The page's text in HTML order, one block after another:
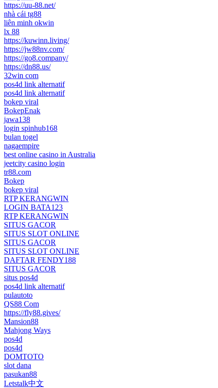
https://uu-88.net/
nhà cái tg88
liên minh okwin
lx 88
https://kuwinn.living/
https://jw88nv.com/
https://go8.company/
https://dn88.us/
32win com
pos4d link alternatif
pos4d link alternatif
bokep viral
BokepEnak
jawa138
login spinhub168
bulan togel
nagaempire
best online casino in Australia
jeetcity casino login
tr88.com
Bokep
bokep viral
RTP KERANGWIN
LOGIN BATA123
RTP KERANGWIN
SITUS GACOR
SITUS SLOT ONLINE
SITUS GACOR
SITUS SLOT ONLINE
DAFTAR FENDY188
SITUS GACOR
situs pos4d
pos4d link alternatif
pulautoto
QS88 Com
https://fly88.gives/
Mansion88
Mahjong Ways
pos4d
pos4d
DOMTOTO
slot dana
pasukan88
Letstalk中文